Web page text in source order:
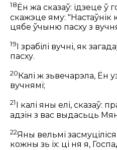
18 Ён жа сказаў: ідзеце ў
скажэце яму: "Настаўнік
цябе ўчыню пасху з
19І зрабілі вучні, як
пасху.
20 Калі ж зьвечарэла, Ён
вучнямі;
21 І калі яны елі, сказаў:
адзін з вас выдасьць
22Яны вельмі
кожны зь іх: ці ня я,